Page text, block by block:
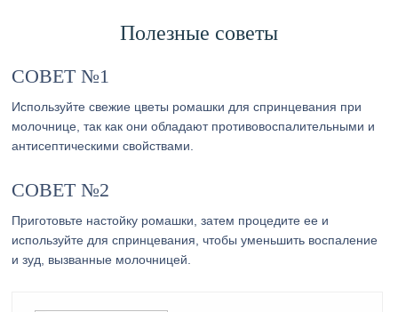
Полезные советы
СОВЕТ №1
Используйте свежие цветы ромашки для спринцевания при
молочнице, так как они обладают противовоспалительными и
антисептическими свойствами.
СОВЕТ №2
Приготовьте настойку ромашки, затем процедите ее и
используйте для спринцевания, чтобы уменьшить воспаление
и зуд, вызванные молочницей.